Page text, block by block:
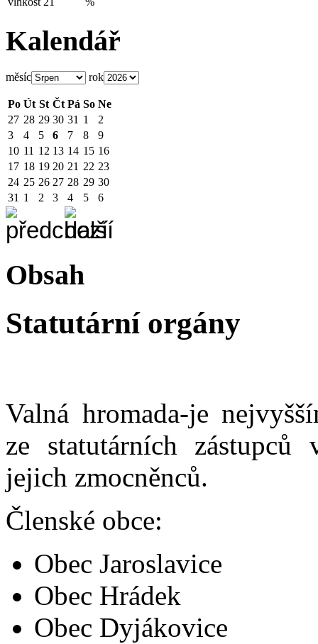
Kalendář
měsíc rok
Po Út St Čt Pá So Ne
27 28 29 30 31 1
2
3
4 5 6 7 8
9
10 11 12 13 14 15 16
17 18 19 20 21 22 23
24 25 26 27 28 29 30
31 1 2 3 4 5 6
Obsah
Statutární orgány
Valná hromada-je
ze statutárních zástupců
jejich zmocněnců.
Členské obce:
Obec Jaroslavice
Obec Hrádek
Obec Dyjákovice